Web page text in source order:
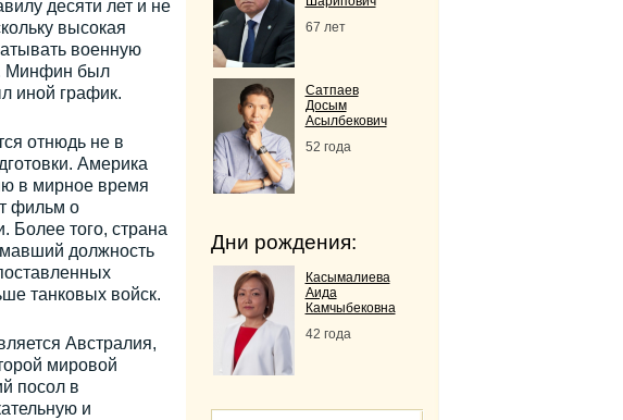
десяти лет и не
высокая
военную
Минфин был
иной график.
отнюдь не в
Америка
в мирное время
фильм о
Более того, страна
должность
танковых войск.
Австралия,
мировой
посол в
и
67 лет
Сатпаев
Досым
Асылбекович
52 года
Дни рождения:
Касымалиева
Аида
Камчыбековна
42 года